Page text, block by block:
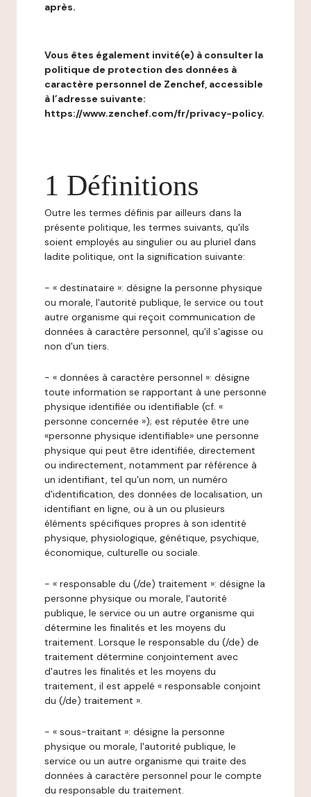
après.
Vous êtes également invité(e) à consulter la
politique de protection des données à
caractère personnel de Zenchef, accessible
à l’adresse suivante:
https://www.zenchef.com/fr/privacy-policy.
1 Définitions
Outre les termes définis par ailleurs dans la
présente politique, les termes suivants, qu'ils
soient employés au singulier ou au pluriel dans
ladite politique, ont la signification suivante:
- « destinataire »: désigne la personne physique
ou morale, l'autorité publique, le service ou tout
autre organisme qui reçoit communication de
données à caractère personnel, qu'il s'agisse ou
non d'un tiers.
- « données à caractère personnel »: désigne
toute information se rapportant à une personne
physique identifiée ou identifiable (cf. «
personne concernée »); est réputée être une
«personne physique identifiable» une personne
physique qui peut être identifiée, directement
ou indirectement, notamment par référence à
un identifiant, tel qu'un nom, un numéro
d'identification, des données de localisation, un
identifiant en ligne, ou à un ou plusieurs
éléments spécifiques propres à son identité
physique, physiologique, génétique, psychique,
économique, culturelle ou sociale.
- « responsable du (/de) traitement »: désigne la
personne physique ou morale, l'autorité
publique, le service ou un autre organisme qui
détermine les finalités et les moyens du
traitement. Lorsque le responsable du (/de) de
traitement détermine conjointement avec
d'autres les finalités et les moyens du
traitement, il est appelé « responsable conjoint
du (/de) traitement ».
- « sous-traitant »: désigne la personne
physique ou morale, l'autorité publique, le
service ou un autre organisme qui traite des
données à caractère personnel pour le compte
du responsable du traitement.